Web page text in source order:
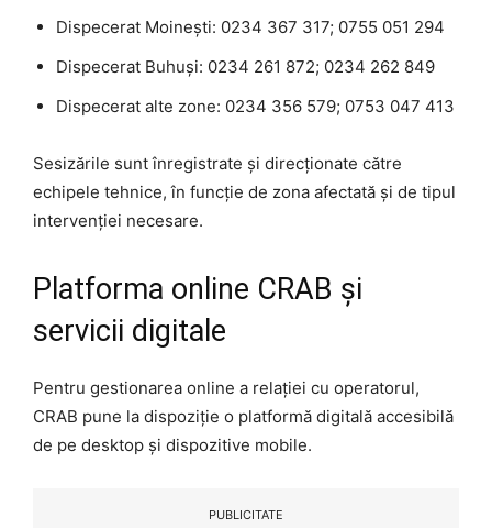
Dispecerat Moinești: 0234 367 317; 0755 051 294
Dispecerat Buhuși: 0234 261 872; 0234 262 849
Dispecerat alte zone: 0234 356 579; 0753 047 413
Sesizările sunt înregistrate și direcționate către
echipele tehnice, în funcție de zona afectată și de tipul
intervenției necesare.
Platforma online CRAB și
servicii digitale
Pentru gestionarea online a relației cu operatorul,
CRAB pune la dispoziție o platformă digitală accesibilă
de pe desktop și dispozitive mobile.
PUBLICITATE